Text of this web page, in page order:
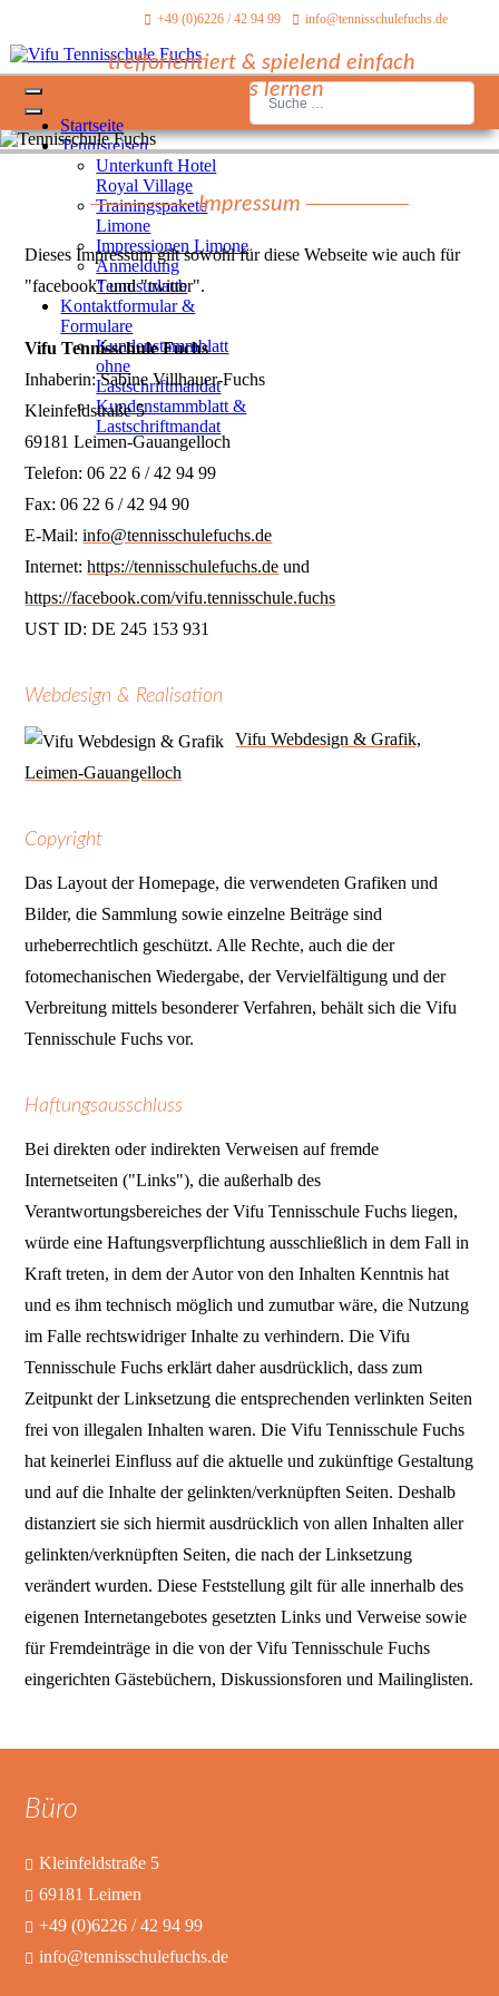
+49 (0)6226 / 42 94 99 info@tennisschulefuchs.de
trefforientiert & spielend einfach
Tennis lernen
Startseite
Tennisreisen
Unterkunft Hotel
Royal Village
Trainingspakete
Limone
Impressionen Limone
Anmeldung
Tennisurlaub
Kontaktformular &
Formulare
Kundenstammblatt
ohne
Lastschriftmandat
Kundenstammblatt &
Lastschriftmandat
Suchen
Impressum
Dieses Impressum gilt sowohl für diese Webseite wie auch für
"facebook" und "twitter".
Vifu Tennisschule Fuchs
Inhaberin: Sabine Villhauer-Fuchs
Kleinfeldstraße 5
69181 Leimen-Gauangelloch
Telefon: 06 22 6 / 42 94 99
Fax: 06 22 6 / 42 94 90
E-Mail:info@tennisschulefuchs.de
Internet:https://tennisschulefuchs.de und
https://facebook.com/vifu.tennisschule.fuchs
UST ID: DE 245 153 931
Webdesign & Realisation
Vifu Webdesign & Grafik,
Leimen-Gauangelloch
Copyright
Das Layout der Homepage, die verwendeten Grafiken und
Bilder, die Sammlung sowie einzelne Beiträge sind
urheberrechtlich geschützt. Alle Rechte, auch die der
fotomechanischen Wiedergabe, der Vervielfältigung und der
Verbreitung mittels besonderer Verfahren, behält sich die Vifu
Tennisschule Fuchs vor.
Haftungsausschluss
Bei direkten oder indirekten Verweisen auf fremde
Internetseiten ("Links"), die außerhalb des
Verantwortungsbereiches der Vifu Tennisschule Fuchs liegen,
würde eine Haftungsverpflichtung ausschließlich in dem Fall in
Kraft treten, in dem der Autor von den Inhalten Kenntnis hat
und es ihm technisch möglich und zumutbar wäre, die Nutzung
im Falle rechtswidriger Inhalte zu verhindern. Die Vifu
Tennisschule Fuchs erklärt daher ausdrücklich, dass zum
Zeitpunkt der Linksetzung die entsprechenden verlinkten Seiten
frei von illegalen Inhalten waren. Die Vifu Tennisschule Fuchs
hat keinerlei Einfluss auf die aktuelle und zukünftige Gestaltung
und auf die Inhalte der gelinkten/verknüpften Seiten. Deshalb
distanziert sie sich hiermit ausdrücklich von allen Inhalten aller
gelinkten/verknüpften Seiten, die nach der Linksetzung
verändert wurden. Diese Feststellung gilt für alle innerhalb des
eigenen Internetangebotes gesetzten Links und Verweise sowie
für Fremdeinträge in die von der Vifu Tennisschule Fuchs
eingerichten Gästebüchern, Diskussionsforen und Mailinglisten.
Büro
Kleinfeldstraße 5
69181 Leimen
+49 (0)6226 / 42 94 99
info@tennisschulefuchs.de